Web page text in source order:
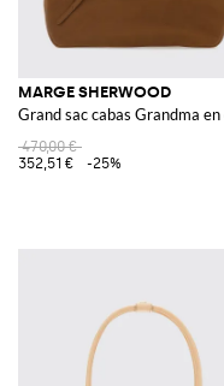
MARGE SHERWOOD
Grand sac cabas Grandma
470,00 €
352,51 €
-25%